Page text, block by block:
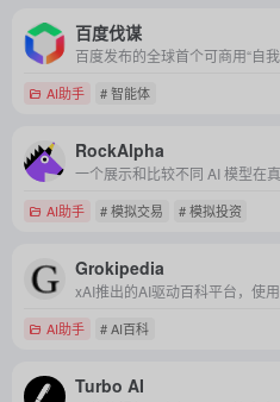
百度伐谋
AI助手 # 智能体
RockAlpha
AI助手 # 模拟交易 # 模拟投资
Grokipedia
AI助手 # AI百科
Turbo AI